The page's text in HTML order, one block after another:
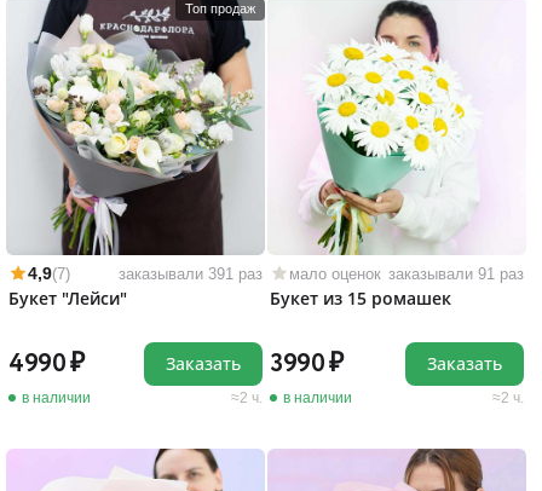
Топ продаж
4,9(7) заказывали 391 раз
Букет "Лейси"
4990
в наличии 2 ч.
Заказать
мало оценок заказывали 91 раз
Букет из 15 ромашек
3990
в наличии 2 ч.
Заказать